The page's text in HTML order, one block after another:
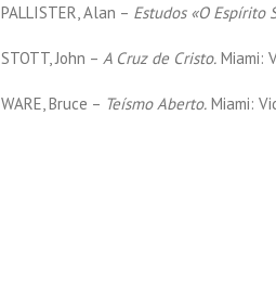
PALLISTER, Alan – Estudos «O Espírito
STOTT, John – A Cruz de Cristo. Miami:
WARE, Bruce – Teísmo Aberto. Miami: